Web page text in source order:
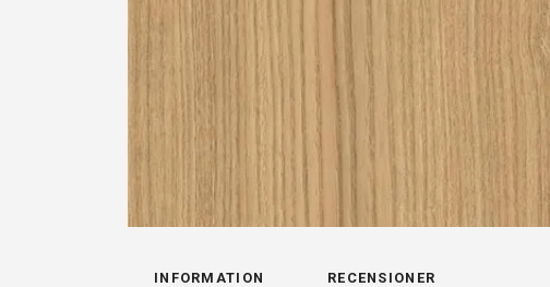
INFORMATION RECENSIONER